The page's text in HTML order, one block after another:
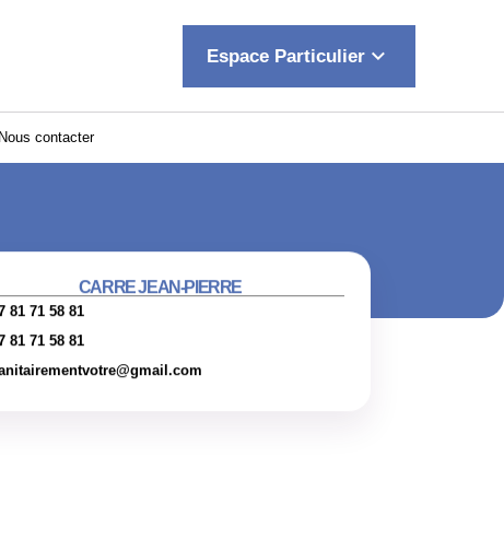
Espace Particulier keyboard_arrow_down
Nous contacter
CARRE JEAN-PIERRE
81 71 58 81
81 71 58 81